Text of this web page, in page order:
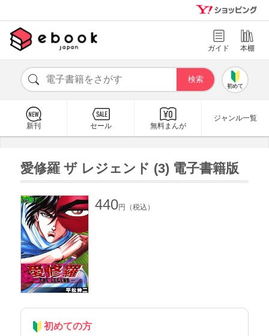
ガイド 本棚
初めて
新刊 セール 無料まんが
ジャンル一覧
愛修羅 ザ レジェンド (3) 電子書籍版
440円（税込）
初めての方